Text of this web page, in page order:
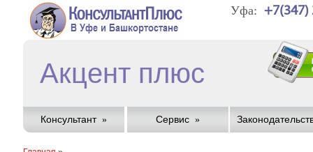
Акцент плюс
Консультант Сервис
Уфа: +7(347)